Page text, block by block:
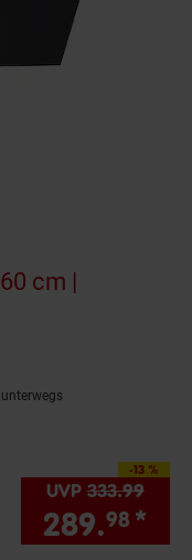
cm |
-13 %
Sie Sparen 13 Prozent,
UVP 333.99UVP
289.98 *